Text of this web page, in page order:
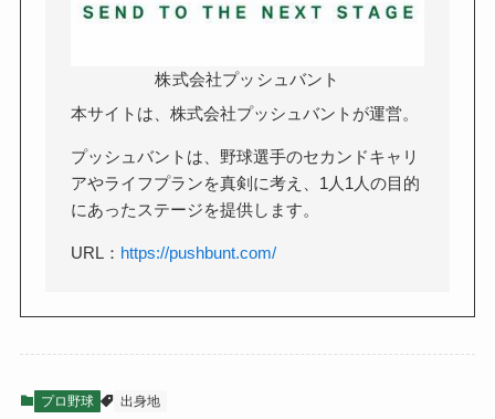
株式会社プッシュバント
本サイトは、株式会社プッシュバントが運営。
プッシュバントは、野球選手のセカンドキャリ
アやライフプランを真剣に考え、1人1人の目的
にあったステージを提供します。
URL： https://pushbunt.com/
プロ野球 出身地